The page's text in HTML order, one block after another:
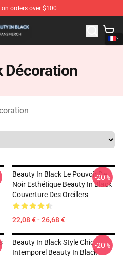
orders over $100
Official Beauty In Black
Décoration
Beauty In Black Le Pouvoir De
Noir Esthétique Beauty In Black
Couverture Des Oreillers
22,08 € - 26,68 €
-20%
Beauty In Black Style Chic
Intemporel Beauty In Black
-20%